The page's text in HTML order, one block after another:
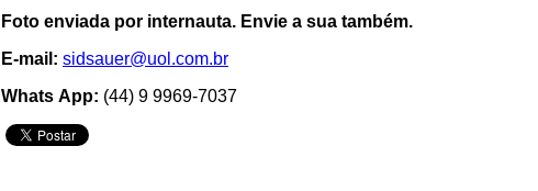
Foto enviada por internauta. Envie a sua também.
E-mail: sidsauer@uol.com.br
Whats App: (44) 9 9969-7037